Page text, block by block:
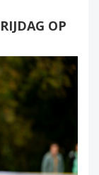
OP